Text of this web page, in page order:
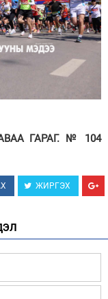
ГАРАГ. № 104
ЖИРГЭХ